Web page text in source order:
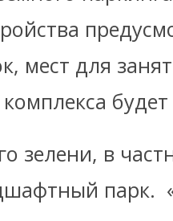
мест для
зелени, в
парк.